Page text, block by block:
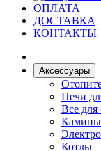
ОПЛАТА
ДОСТАВКА
КОНТАКТЫ
Аксессуары
Печи
Все для
Камины
Котлы